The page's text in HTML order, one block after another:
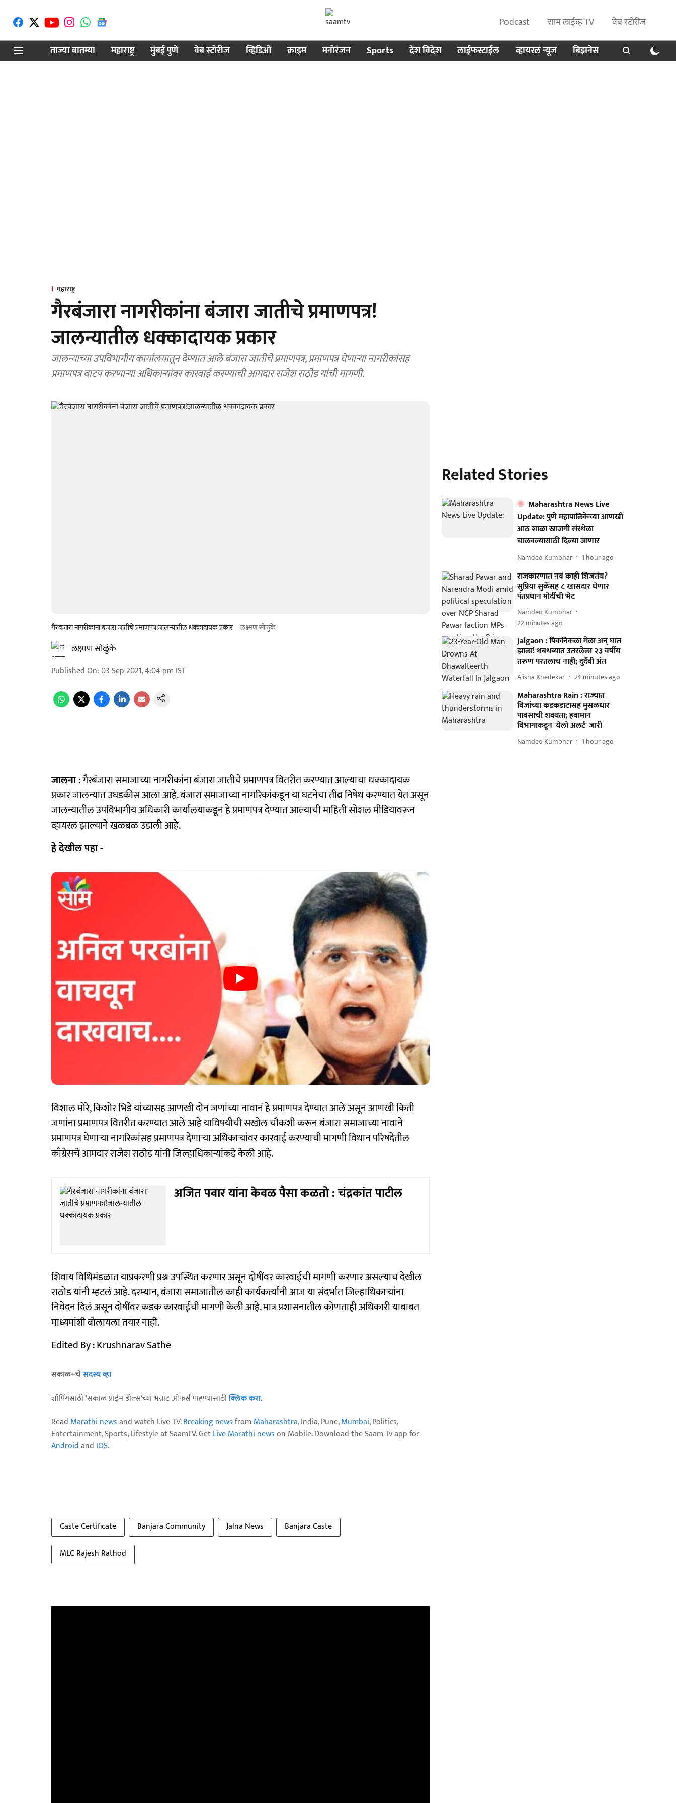
Podcast साम लाईव्ह TV
वेब स्टोरीज
ताज्या बातम्या
महाराष्ट्र मुंबई पुणे वेब स्टोरीज व्हिडिओ क्राइम मनोरंजन Sports देश विदेश लाईफस्टाईल व्हायरल न्यूज बिझनेस
महाराष्ट्र
गैरबंजारा नागरीकांना बंजारा जातीचे प्रमाणपत्र!
जालन्यातील धक्कादायक प्रकार
जालन्याच्या उपविभागीय कार्यालयातून देण्यात आले बंजारा जातीचे प्रमाणपत्र, प्रमाणपत्र घेणाऱ्या नागरीकांसह
प्रमाणपत्र वाटप करणाऱ्या अधिकाऱ्यांवर कारवाई करण्याची आमदार राजेश राठोड यांची मागणी.
गैरबंजारा नागरीकांना बंजारा जातीचे प्रमाणपत्र!जालन्यातील धक्कादायक प्रकार लक्ष्मण सोळुंके
लक्ष्मण सोळुंके
Published On:03 Sep 2021, 4:04 pm IST
जालना: गैरबंजारा समाजाच्या नागरीकांना बंजारा जातीचे प्रमाणपत्र वितरीत करण्यात आल्याचा धक्कादायक
प्रकार जालन्यात उघडकीस आला आहे. बंजारा समाजाच्या नागरिकांकडून या घटनेचा तीव्र निषेध करण्यात येत असून
जालन्यातील उपविभागीय अधिकारी कार्यालयाकडून हे प्रमाणपत्र देण्यात आल्याची माहिती सोशल मीडियावरून
व्हायरल झाल्याने खळबळ उडाली आहे.
हे देखील पहा -
विशाल मोरे, किशोर भिडे यांच्यासह आणखी दोन जणांच्या नावानं हे प्रमाणपत्र देण्यात आले असून आणखी किती
जणांना प्रमाणपत्र वितरीत करण्यात आले आहे याविषयीची सखोल चौकशी करून बंजारा समाजाच्या नावाने
प्रमाणपत्र घेणाऱ्या नागरिकांसह प्रमाणपत्र देणाऱ्या अधिकाऱ्यांवर कारवाई करण्याची मागणी विधान परिषदेतील
काँग्रेसचे आमदार राजेश राठोड यांनी जिल्हाधिकाऱ्यांकडे केली आहे.
अजित पवार यांना केवळ पैसा कळतो : चंद्रकांत पाटील
शिवाय विधिमंडळात याप्रकरणी प्रश्न उपस्थित करणार असून दोषींवर कारवाईची मागणी करणार असल्याच देखील
राठोड यांनी म्हटलं आहे. दरम्यान, बंजारा समाजातील काही कार्यकर्त्यांनी आज या संदर्भात जिल्हाधिकाऱ्यांना
निवेदन दिलं असून दोषींवर कडक कारवाईची मागणी केली आहे. मात्र प्रशासनातील कोणताही अधिकारी याबाबत
माध्यमांशी बोलायला तयार नाही.
Edited By : Krushnarav Sathe
सकाळ+चेसदस्य व्हा
शॉपिंगसाठी 'सकाळ प्राईम डील्स'च्या भन्नाट ऑफर्स पाहण्यासाठीक्लिक करा.
Read Marathi newsand watch Live TV.Breaking newsfrom Maharashtra, India, Pune,Mumbai, Politics,
Entertainment, Sports, Lifestyle at SaamTV. GetLive Marathi newson Mobile. Download the Saam Tv app for
Androidand IOS.
Caste Certificate Banjara Community Jalna News
Banjara Caste
MLC Rajesh Rathod
Related Stories
Maharashtra News Live
Update: पुणे महापालिकेच्या आणखी
आठ शाळा खाजगी संस्थेला
चालवल्यासाठी दिल्या जाणार
Namdeo Kumbhar 1 hour ago
राजकारणात नवं काही शिजतंय?
सुप्रिया सुळेंसह ८ खासदार घेणार
पंतप्रधान मोदींची भेट
Namdeo Kumbhar
22 minutes ago
Jalgaon : पिकनिकला गेला अन् घात
झाला! धबधब्यात उतरलेला २३ वर्षीय
तरूण परतलाच नाही; दुर्दैवी अंत
Alisha Khedekar 24 minutes ago
Maharashtra Rain : राज्यात
विजांच्या कडकडाटासह मुसळधार
पावसाची शक्यता; हवामान
विभागाकडून 'येलो अलर्ट' जारी
Namdeo Kumbhar 1 hour ago